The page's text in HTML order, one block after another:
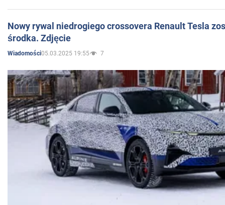
Nowy rywal niedrogiego crossovera Renault Tesla
środka. Zdjęcie
Wiadomości05.03.2025 19:55 7